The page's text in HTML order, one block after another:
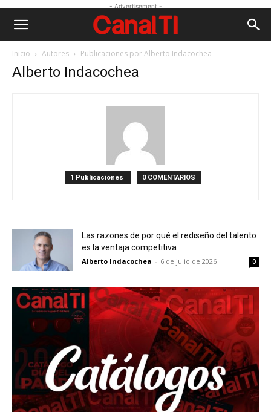
- Advertisement -
Inicio Autores Publicaciones por Alberto Indacochea
Alberto Indacochea
1 Publicaciones 0 COMENTARIOS
Las razones de por qué el rediseño del talento
es la ventaja competitiva
Alberto Indacochea - 6 de julio de 2026 0